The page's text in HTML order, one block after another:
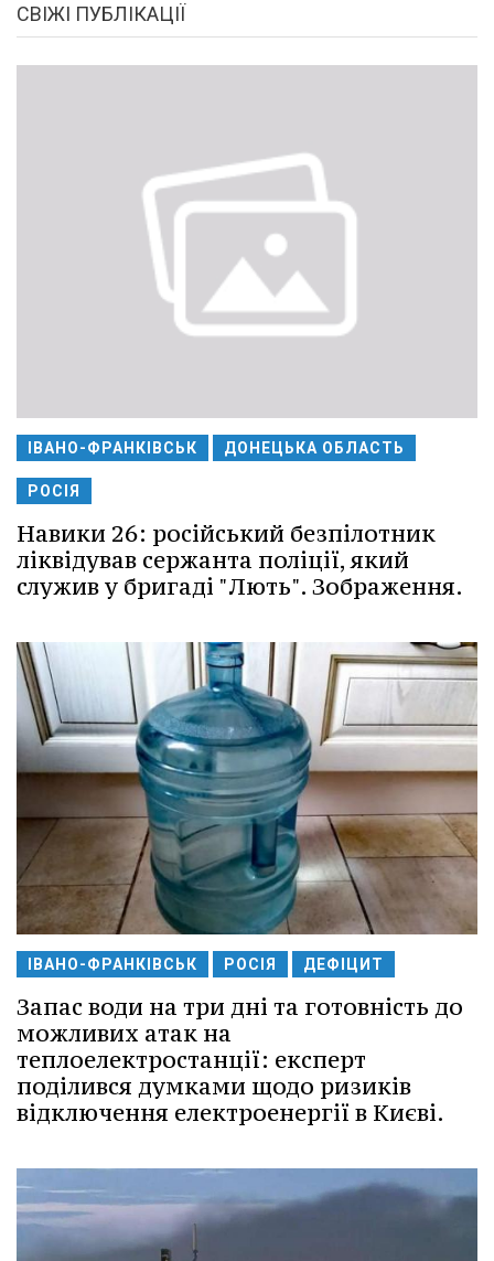
СВІЖІ ПУБЛІКАЦІЇ
ІВАНО-ФРАНКІВСЬК ДОНЕЦЬКА ОБЛАСТЬ
РОСІЯ
Навики 26: російський безпілотник
ліквідував сержанта поліції, який
служив у бригаді "Лють". Зображення.
ІВАНО-ФРАНКІВСЬК РОСІЯ ДЕФІЦИТ
Запас води на три дні та готовність до
можливих атак на
теплоелектростанції: експерт
поділився думками щодо ризиків
відключення електроенергії в Києві.